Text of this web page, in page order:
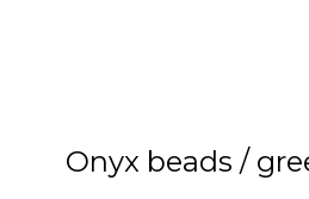
Onyx beads /